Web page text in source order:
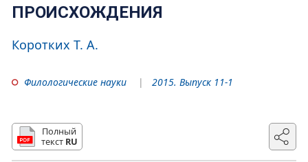
ПРОИСХОЖДЕНИЯ
Коротких Т. А.
Филологические науки 2015. Выпуск 11-1
Полный
текст RU